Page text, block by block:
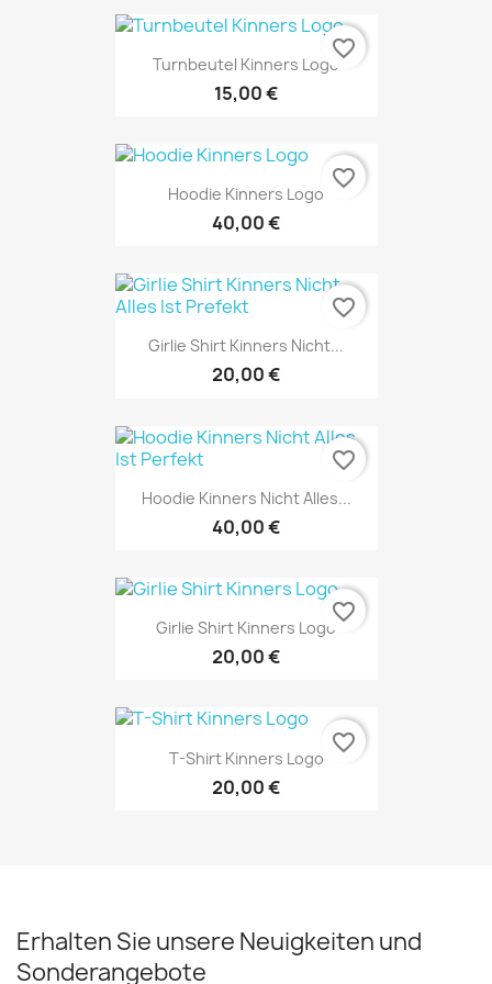
Turnbeutel Kinners Logo
15,00 €
favorite_border
Hoodie Kinners Logo
40,00 €
favorite_border
Girlie Shirt Kinners Nicht...
20,00 €
favorite_border
Hoodie Kinners Nicht Alles...
40,00 €
favorite_border
Girlie Shirt Kinners Logo
20,00 €
favorite_border
T-Shirt Kinners Logo
20,00 €
favorite_border
Erhalten Sie unsere Neuigkeiten und
Sonderangebote